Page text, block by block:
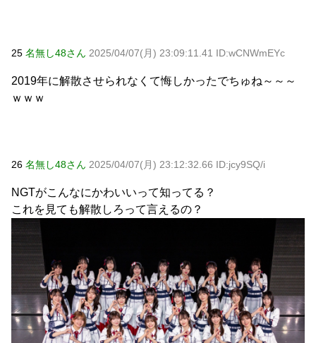
25 名無し48さん 2025/04/07(月) 23:09:11.41 ID:wCNWmEYc
2019年に解散させられなくて悔しかったでちゅね～～～
ｗｗｗ
26 名無し48さん 2025/04/07(月) 23:12:32.66 ID:jcy9SQ/i
NGTがこんなにかわいいって知ってる？
これを見ても解散しろって言えるの？